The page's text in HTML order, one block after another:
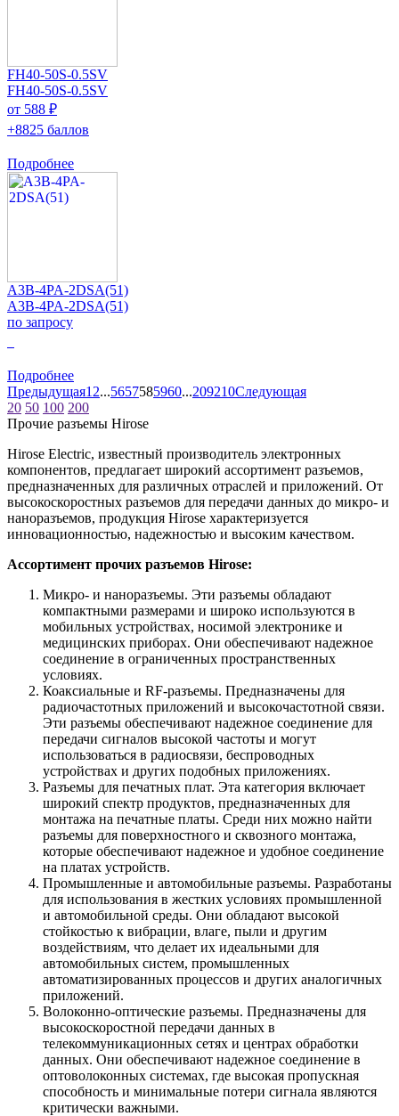
FH40-50S-0.5SV
FH40-50S-0.5SV
от 588 ₽
+8825 баллов
Подробнее
A3B-4PA-2DSA(51)
A3B-4PA-2DSA(51)
по запросу
Подробнее
Предыдущая1 2...5657585960...209210Следующая
20 50 100 200
Прочие разъемы Hirose
Hirose Electric, известный производитель электронных
компонентов, предлагает широкий ассортимент разъемов,
предназначенных для различных отраслей и приложений. От
высокоскоростных разъемов для передачи данных до микро- и
наноразъемов, продукция Hirose характеризуется
инновационностью, надежностью и высоким качеством.
Ассортимент прочих разъемов Hirose:
Микро- и наноразъемы. Эти разъемы обладают
компактными размерами и широко используются в
мобильных устройствах, носимой электронике и
медицинских приборах. Они обеспечивают надежное
соединение в ограниченных пространственных
условиях.
Коаксиальные и RF-разъемы. Предназначены для
радиочастотных приложений и высокочастотной связи.
Эти разъемы обеспечивают надежное соединение для
передачи сигналов высокой частоты и могут
использоваться в радиосвязи, беспроводных
устройствах и других подобных приложениях.
Разъемы для печатных плат. Эта категория включает
широкий спектр продуктов, предназначенных для
монтажа на печатные платы. Среди них можно найти
разъемы для поверхностного и сквозного монтажа,
которые обеспечивают надежное и удобное соединение
на платах устройств.
Промышленные и автомобильные разъемы. Разработаны
для использования в жестких условиях промышленной
и автомобильной среды. Они обладают высокой
стойкостью к вибрации, влаге, пыли и другим
воздействиям, что делает их идеальными для
автомобильных систем, промышленных
автоматизированных процессов и других аналогичных
приложений.
Волоконно-оптические разъемы. Предназначены для
высокоскоростной передачи данных в
телекоммуникационных сетях и центрах обработки
данных. Они обеспечивают надежное соединение в
оптоволоконных системах, где высокая пропускная
способность и минимальные потери сигнала являются
критически важными.